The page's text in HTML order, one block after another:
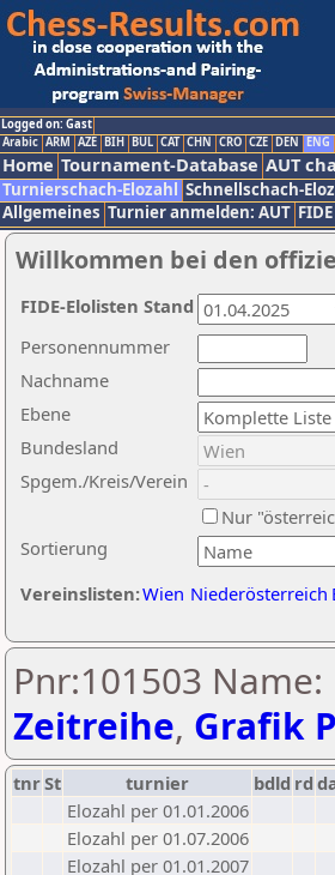
Logged on: Gast
Arabic ARM AZE BIH BUL CAT CHN CRO CZE DEN ENG
Home Tournament-Database AUT
Turnierschach-Elozahl Schnellschach-
Allgemeines Turnier anmelden: AUT FIDE
Willkommen bei den
Nachname
Ebene
Sortierung
Personennummer
Bundesland
Spgem./Kreis/Verein
Nur
Vereinslisten:Wien Niederösterreich
FIDE-Elolisten Stand
Pnr:101503
Zeitreihe, Grafik
tnrSt turnier bdld rd
Elozahl per 01.01.2006
Elozahl per 01.07.2006
Elozahl per 01.01.2007